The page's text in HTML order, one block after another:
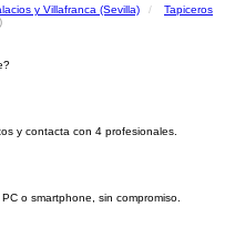
y Villafranca (Sevilla)
Tapiceros
y contacta con 4 profesionales.
o smartphone, sin compromiso.